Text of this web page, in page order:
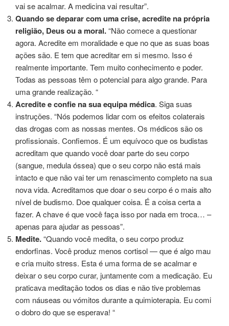
vai se acalmar. A medicina vai resultar”.
Quando se deparar com uma crise, acredite na própria
religião, Deus ou a moral.“Não comece a questionar
agora. Acredite em moralidade e que no que as suas boas
ações são. E tem que acreditar em si mesmo. Isso é
realmente importante. Tem muito conhecimento e poder.
Todas as pessoas têm o potencial para algo grande. Para
uma grande realização. “
Acredite e confie na sua equipa médica. Siga suas
instruções. “Nós podemos lidar com os efeitos colaterais
das drogas com as nossas mentes. Os médicos são os
profissionais. Confiemos. É um equívoco que os budistas
acreditam que quando você doar parte do seu corpo
(sangue, medula óssea) que o seu corpo não está mais
intacto e que não vai ter um renascimento completo na sua
nova vida. Acreditamos que doar o seu corpo é o mais alto
nível de budismo. Doe qualquer coisa. É a coisa certa a
fazer. A chave é que você faça isso por nada em troca… –
apenas para ajudar as pessoas”.
Medite.“Quando você medita, o seu corpo produz
endorfinas. Você produz menos cortisol — que é algo mau
e cria muito stress. Esta é uma forma de se acalmar e
deixar o seu corpo curar, juntamente com a medicação. Eu
praticava meditação todos os dias e não tive problemas
com náuseas ou vómitos durante a quimioterapia. Eu comi
o dobro do que se esperava! “